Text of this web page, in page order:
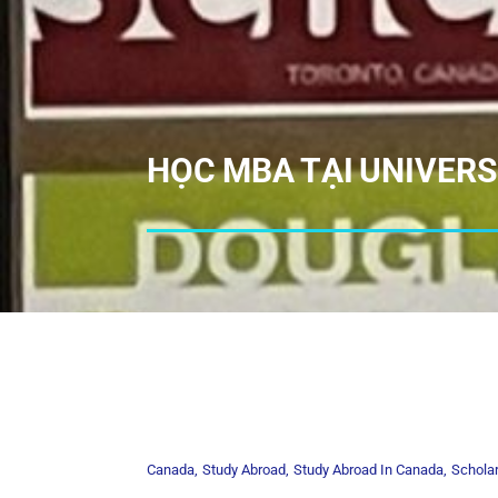
HỌC MBA TẠI
Canada Study Abroad Study Abroad In Canada